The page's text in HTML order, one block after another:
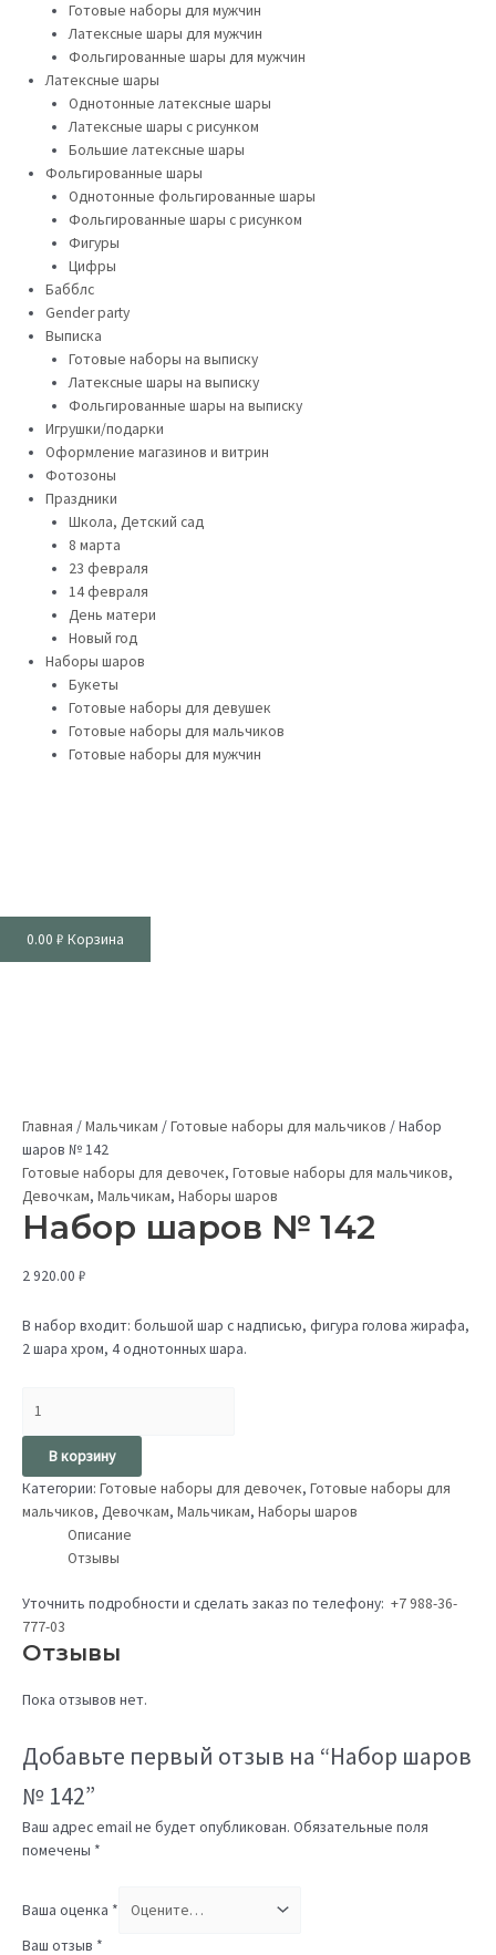
Готовые наборы для мужчин
Латексные шары для мужчин
Фольгированные шары для мужчин
Латексные шары
Однотонные латексные шары
Латексные шары с рисунком
Большие латексные шары
Фольгированные шары
Однотонные фольгированные шары
Фольгированные шары с рисунком
Фигуры
Цифры
Бабблс
Gender party
Выписка
Готовые наборы на выписку
Латексные шары на выписку
Фольгированные шары на выписку
Игрушки/подарки
Оформление магазинов и витрин
Фотозоны
Праздники
Школа, Детский сад
8 марта
23 февраля
14 февраля
День матери
Новый год
Наборы шаров
Букеты
Готовые наборы для девушек
Готовые наборы для мальчиков
Готовые наборы для мужчин
0.00 ₽ Корзина
Главная /Мальчикам /Готовые наборы для мальчиков /Набор
шаров № 142
Готовые наборы для девочек, Готовые наборы для мальчиков,
Девочкам, Мальчикам, Наборы шаров
Набор шаров № 142
2 920.00 ₽
В набор входит: большой шар с надписью, фигура голова жирафа,
2 шара хром, 4 однотонных шара.
В корзину
Категории: Готовые наборы для девочек, Готовые наборы для
мальчиков, Девочкам, Мальчикам, Наборы шаров
Описание
Отзывы
Уточнить подробности и сделать заказ по телефону: +7 988-36-
777-03
Отзывы
Пока отзывов нет.
Добавьте первый отзыв на “Набор шаров
№ 142”
Ваш адрес email не будет опубликован. Обязательные поля
помечены *
Ваша оценка *
Ваш отзыв *